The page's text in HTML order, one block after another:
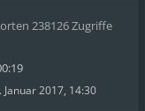
238126 Zugriffe
Januar 2017, 14:30